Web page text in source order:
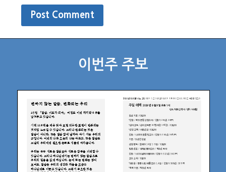
이번주 주보